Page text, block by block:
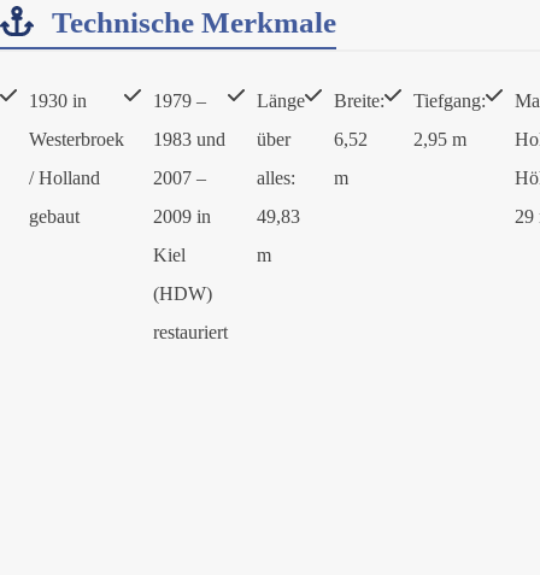
Technische Merkmale
1930 in
Westerbroek
/ Holland
gebaut
1979 –
1983 und
2007 –
2009 in
Kiel
(HDW)
restauriert
Länge
über
alles:
49,83
m
Breite:
6,52
m
Tiefgang:
2,95 m
29